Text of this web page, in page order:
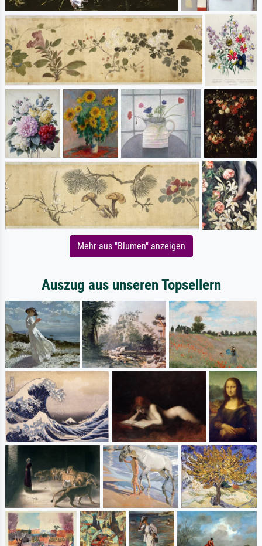
Mehr aus "Blumen" anzeigen
Auszug aus unseren Topsellern